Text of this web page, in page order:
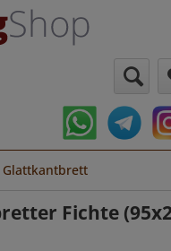
Glattkantbrett
Fichte